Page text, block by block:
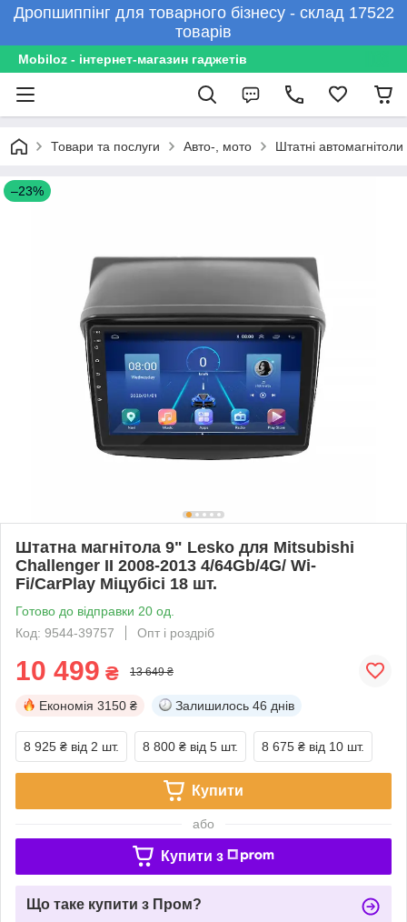
Дропшиппінг для товарного бізнесу - склад 17522
товарів
Mobiloz - інтернет-магазин гаджетів
Товари та послуги Авто-, мото Штатні автомагнітоли
–23%
Штатна магнітола 9" Lesko для Mitsubishi
Challenger II 2008-2013 4/64Gb/4G/ Wi-
Fi/CarPlay Міцубісі 18 шт.
Готово до відправки 20 од.
Код: 9544-39757
Опт і роздріб
10 499 ₴ 13 649 ₴
Економія 3150 ₴ Залишилось 46 днів
8 925 ₴ від 2 шт. 8 800 ₴ від 5 шт. 8 675 ₴ від 10 шт.
Купити
або
Купити з
Що таке купити з Пром?